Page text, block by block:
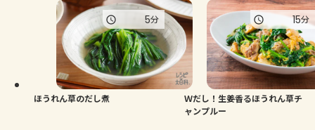
トーク
よくあるお問い合わせ
お買い物
ほうれん草のだし煮
5分
Ｗだし！生姜香るほうれん草チ
ャンプルー
15分